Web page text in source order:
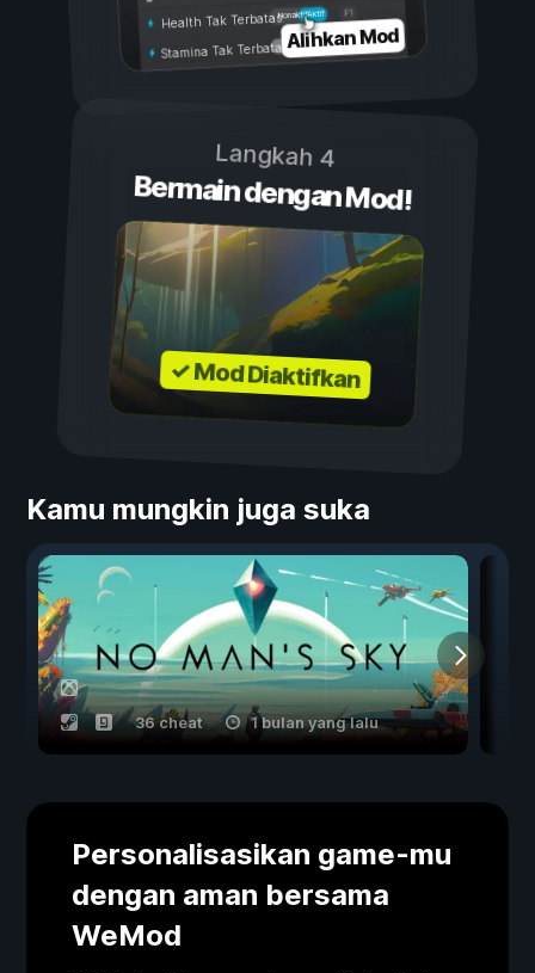
Aktif
Nonaktif
Health Tak Terbatas
Stamina Tak TerbatasAlihkan Mod
Langkah 4
Bermain dengan Mod!
✓ Mod Diaktifkan
Kamu mungkin juga suka
36 cheat 1 bulan yang lalu
Personalisasikan game-mu
dengan aman bersama
WeMod